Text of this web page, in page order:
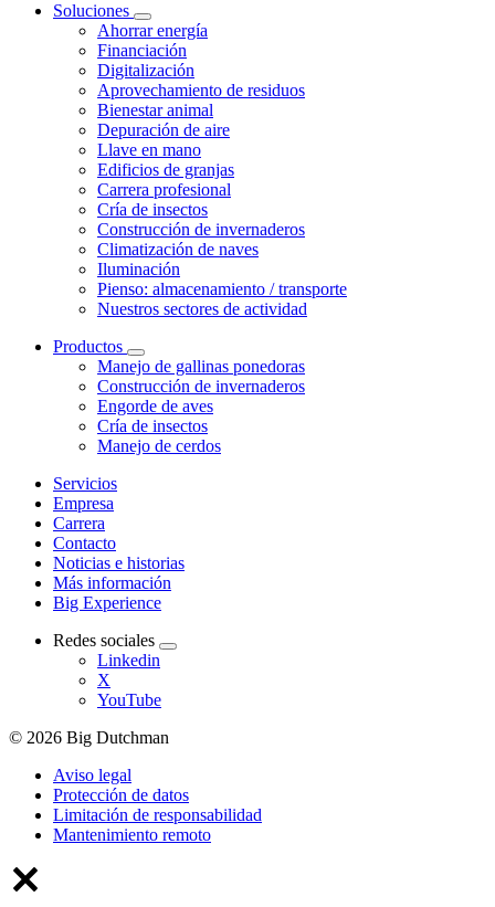
Soluciones
Ahorrar energía
Financiación
Digitalización
Aprovechamiento de residuos
Bienestar animal
Depuración de aire
Llave en mano
Edificios de granjas
Carrera profesional
Cría de insectos
Construcción de invernaderos
Climatización de naves
Iluminación
Pienso: almacenamiento / transporte
Nuestros sectores de actividad
Productos
Manejo de gallinas ponedoras
Construcción de invernaderos
Engorde de aves
Cría de insectos
Manejo de cerdos
Servicios
Empresa
Carrera
Contacto
Noticias e historias
Más información
Big Experience
Redes sociales
Linkedin
X
YouTube
© 2026 Big Dutchman
Aviso legal
Protección de datos
Limitación de responsabilidad
Mantenimiento remoto